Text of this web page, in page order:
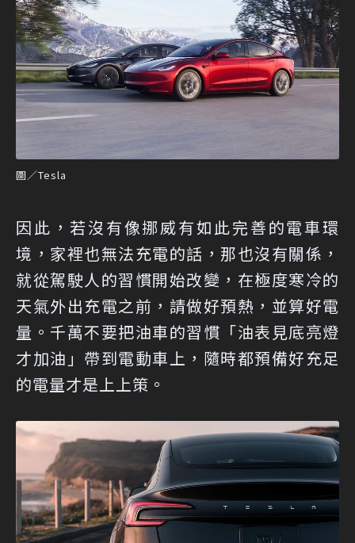
圖／Tesla
因此，若沒有像挪威有如此完善的電車環
境，家裡也無法充電的話，那也沒有關係，
就從駕駛人的習慣開始改變，在極度寒冷的
天氣外出充電之前，請做好預熱，並算好電
量。千萬不要把油車的習慣「油表見底亮燈
才加油」帶到電動車上，隨時都預備好充足
的電量才是上上策。